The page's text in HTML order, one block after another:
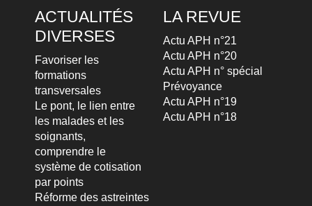
ACTUALITÉS
DIVERSES
Favoriser les
formations
transversales
Le pont, le lien entre
les malades et les
soignants,
comprendre le
système de cotisation
par points
Réforme des astreintes
LA REVUE
Actu APH n°21
Actu APH n°20
Actu APH n° spécial
Prévoyance
Actu APH n°19
Actu APH n°18